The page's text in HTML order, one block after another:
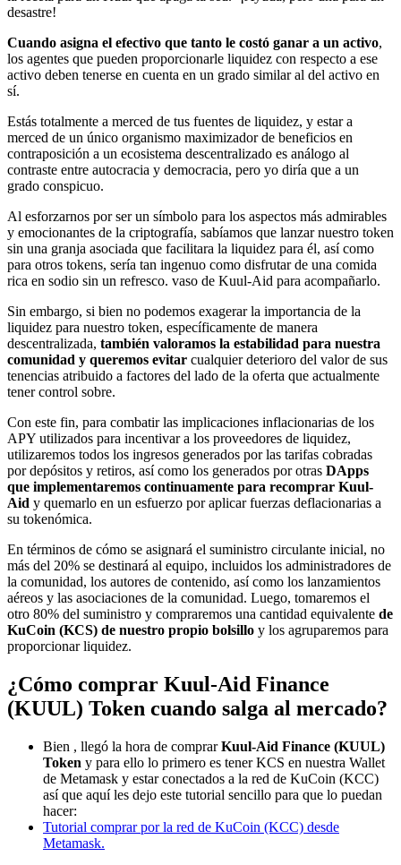
desastre!
Cuando asigna el efectivo que tanto le costó ganar a un activo,
los agentes que pueden proporcionarle liquidez con respecto a ese
activo deben tenerse en cuenta en un grado similar al del activo en
sí.
Estás totalmente a merced de tus fuentes de liquidez, y estar a
merced de un único organismo maximizador de beneficios en
contraposición a un ecosistema descentralizado es análogo al
contraste entre autocracia y democracia, pero yo diría que a un
grado conspicuo.
Al esforzarnos por ser un símbolo para los aspectos más admirables
y emocionantes de la criptografía, sabíamos que lanzar nuestro token
sin una granja asociada que facilitara la liquidez para él, así como
para otros tokens, sería tan ingenuo como disfrutar de una comida
rica en sodio sin un refresco. vaso de Kuul-Aid para acompañarlo.
Sin embargo, si bien no podemos exagerar la importancia de la
liquidez para nuestro token, específicamente de manera
descentralizada, también valoramos la estabilidad para nuestra
comunidad y queremos evitar cualquier deterioro del valor de sus
tenencias atribuido a factores del lado de la oferta que actualmente
tener control sobre.
Con este fin, para combatir las implicaciones inflacionarias de los
APY utilizados para incentivar a los proveedores de liquidez,
utilizaremos todos los ingresos generados por las tarifas cobradas
por depósitos y retiros, así como los generados por otras DApps
que implementaremos continuamente para recomprar Kuul-
Aid y quemarlo en un esfuerzo por aplicar fuerzas deflacionarias a
su tokenómica.
En términos de cómo se asignará el suministro circulante inicial, no
más del 20% se destinará al equipo, incluidos los administradores de
la comunidad, los autores de contenido, así como los lanzamientos
aéreos y las asociaciones de la comunidad. Luego, tomaremos el
otro 80% del suministro y compraremos una cantidad equivalente de
KuCoin (KCS) de nuestro propio bolsillo y los agruparemos para
proporcionar liquidez.
¿Cómo comprar Kuul-Aid Finance
(KUUL) Token cuando salga al mercado?
Bien , llegó la hora de comprarKuul-Aid Finance (KUUL)
Token y para ello lo primero es tener KCS en nuestra Wallet
de Metamask y estar conectados a la red de KuCoin (KCC)
así que aquí les dejo este tutorial sencillo para que lo puedan
hacer:
Tutorial comprar por la red de KuCoin (KCC) desde
Metamask.